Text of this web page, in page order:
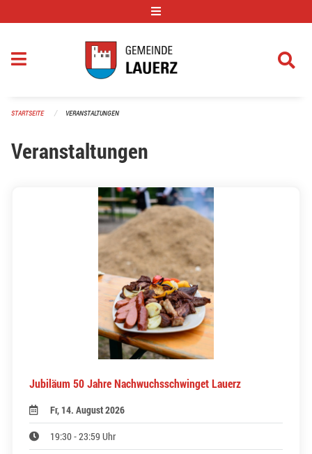
STARTSEITE VERANSTALTUNGEN
Veranstaltungen
Jubiläum 50 Jahre Nachwuchsschwinget Lauerz
Fr, 14. August 2026
19:30 - 23:59 Uhr